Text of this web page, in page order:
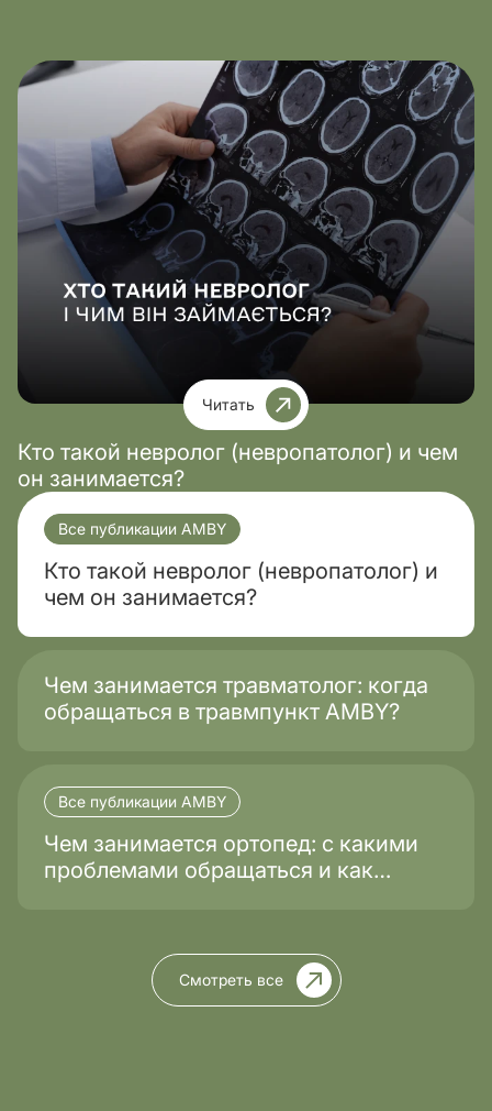
Читать
Кто такой невролог (невропатолог) и чем
он занимается?
Все публикации AMBY
Кто такой невролог (невропатолог) и
чем он занимается?
Чем занимается травматолог: когда
обращаться в травмпункт AMBY?
Все публикации AMBY
Чем занимается ортопед: с какими
проблемами обращаться и как
Смотреть все